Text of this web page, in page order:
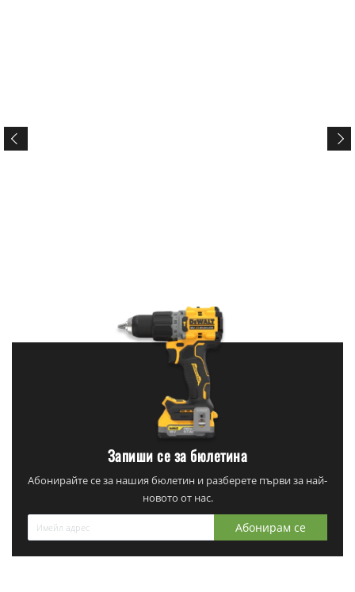
Запиши се за бюлетина
Абонирайте се за нашия бюлетин и разберете първи за най-
новото от нас.
Абонирам се